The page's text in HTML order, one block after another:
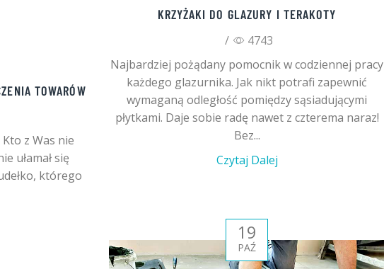
TOWARÓW
z Was nie
ułamał się
którego
KRZYŻAKI DO GLAZURY I TERAKOTY
/
4743
Najbardziej pożądany pomocnik w codziennej pracy
każdego glazurnika. Jak nikt potrafi zapewnić
wymaganą odległość pomiędzy sąsiadującymi
płytkami. Daje sobie radę nawet z czterema naraz!
Bez...
Czytaj Dalej
19
PAŹ